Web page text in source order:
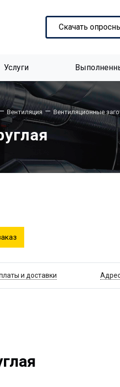
Скачать
Услуги
Вентиляция — Вентиляционные
и доставки